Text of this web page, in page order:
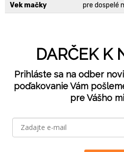
Vek mačky pre dospelé
DARČEK K
Prihláste sa na odber
poďakovanie Vám
pre Vášho